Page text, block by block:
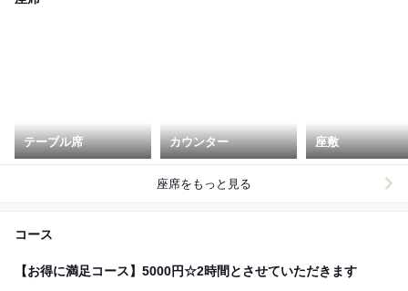
テーブル席 カウンター 座敷
座席をもっと見る
コース
【お得に満足コース】5000円☆2時間とさせていただきます